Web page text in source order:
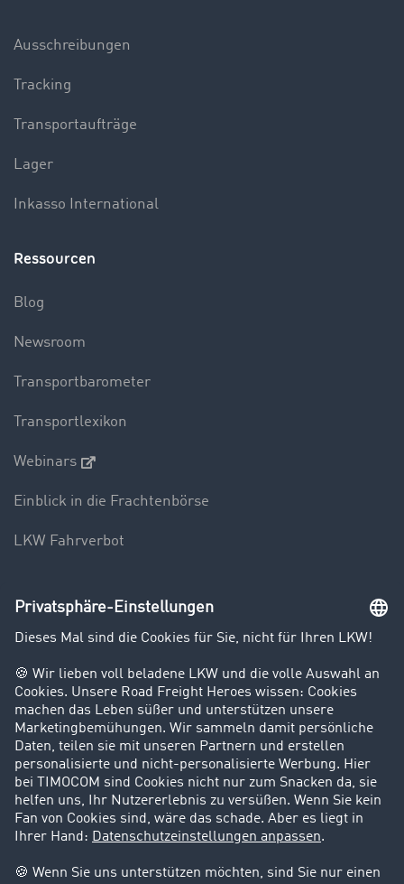
Ausschreibungen
Tracking
Transportaufträge
Lager
Inkasso International
Ressourcen
Blog
Newsroom
Transportbarometer
Transportlexikon
Webinars
Einblick in die Frachtenbörse
LKW Fahrverbot
Unternehmen
Kunden werben Kunden
Success Stories
Karriere
Support
Kontakt
Rechtliches